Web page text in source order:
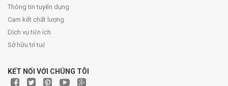
Thông tin tuyển dụng
Cam kết chất lượng
Dịch vụ tiện ích
Sở hữu trí tuệ
KẾT NỐI VỚI CHÚNG TÔI